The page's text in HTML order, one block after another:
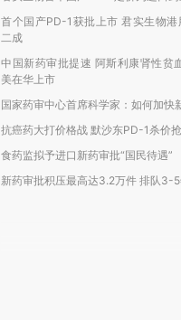
首个国产PD-1获批上市 君实生物港
二成
中国新药审批提速 阿斯利康肾性贫
美在华上市
国家药审中心首席科学家：如何加快
抗癌药大打价格战 默沙东PD-1杀价
食药监拟予进口新药审批“国民待遇”
新药审批积压最高达3.2万件 排队3-